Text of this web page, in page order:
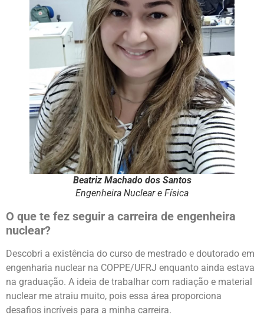
Beatriz Machado dos Santos
Engenheira Nuclear e Física
O que te fez seguir a carreira de engenheira
nuclear?
Descobri a existência do curso de mestrado e doutorado em
engenharia nuclear na COPPE/UFRJ enquanto ainda estava
na graduação. A ideia de trabalhar com radiação e material
nuclear me atraiu muito, pois essa área proporciona
desafios incríveis para a minha carreira.